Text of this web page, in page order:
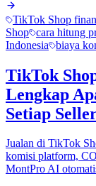
TikTok Shop
Shop cara hitung
Indonesia
biaya
TikTok
Lengkap
Setiap
Jualan di TikTok
komisi platform,
MontPro AI